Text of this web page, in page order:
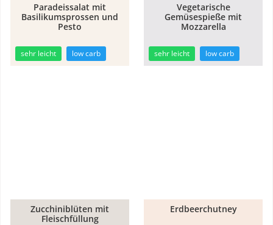
10min
Paradeissalat mit
Basilikumsprossen und
Pesto
sehr leicht low carb
20min
Vegetarische
Gemüsespieße mit
Mozzarella
sehr leicht low carb
Zucchiniblüten mit
Fleischfüllung
Erdbeerchutney